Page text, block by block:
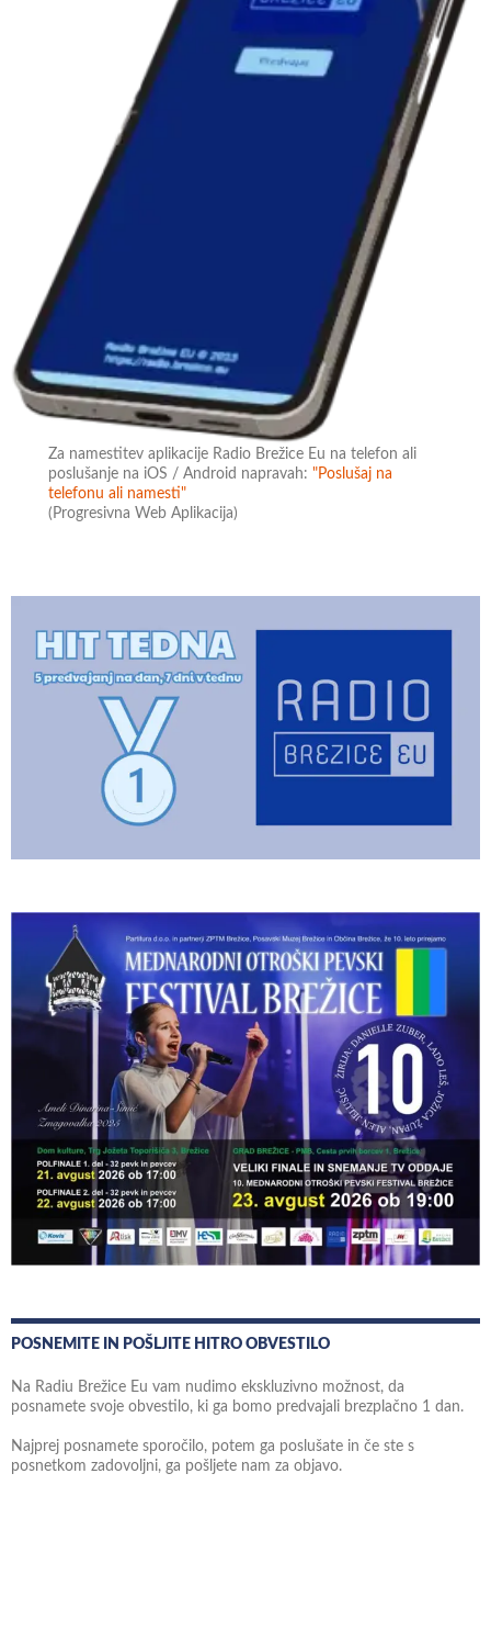
Za namestitev aplikacije Radio Brežice Eu na telefon ali
poslušanje na iOS / Android napravah:"Poslušaj na
telefonu ali namesti"
(Progresivna Web Aplikacija)
POSNEMITE IN POŠLJITE HITRO OBVESTILO
Na Radiu Brežice Eu vam nudimo ekskluzivno možnost, da
posnamete svoje obvestilo, ki ga bomo predvajali brezplačno 1 dan.
Najprej posnamete sporočilo, potem ga poslušate in če ste s
posnetkom zadovoljni, ga pošljete nam za objavo.